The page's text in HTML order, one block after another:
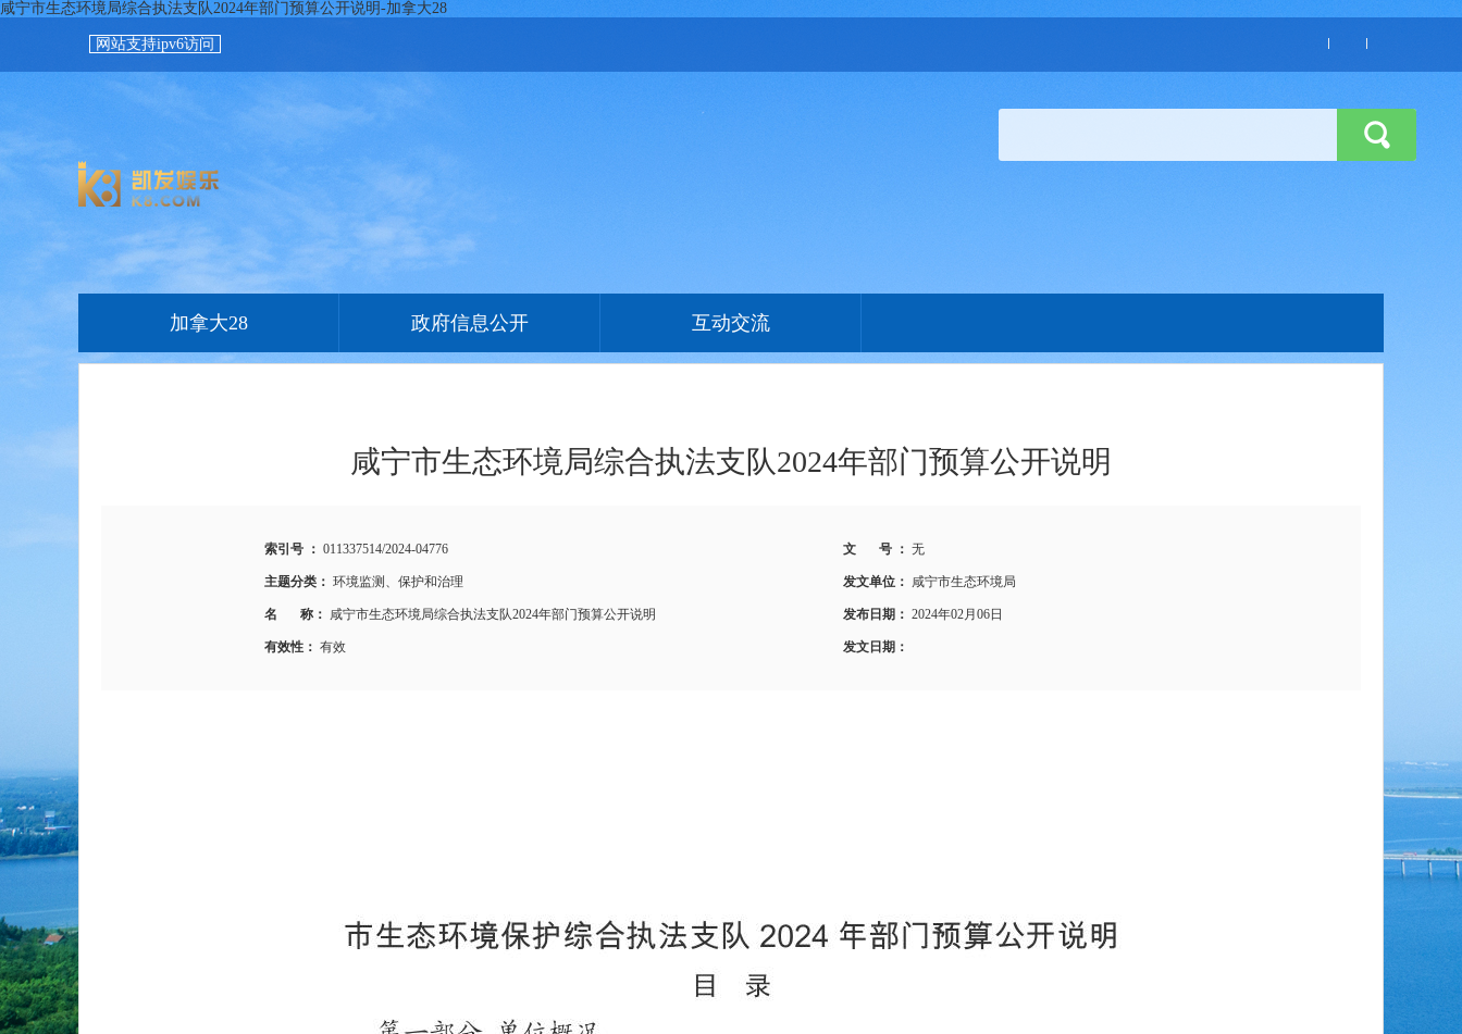
咸宁市生态环境局综合执法支队2024年部门预算公开说明-加拿大28
网站支持ipv6访问
加拿大28 政府信息公开 互动交流
咸宁市生态环境局综合执法支队2024年部门预算公开说明
索引号 ： 011337514/2024-04776 文 号 ： 无
主题分类： 环境监测、保护和治理 发文单位： 咸宁市生态环境局
名 称： 咸宁市生态环境局综合执法支队2024年部门预算公开说明 发布日期： 2024年02月06日
有效性： 有效 发文日期：